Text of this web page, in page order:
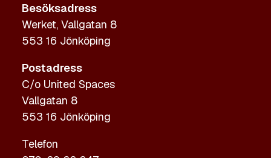
Besöksadress
Werket, Vallgatan 8
553 16 Jönköping
Postadress
C/o United Spaces
Vallgatan 8
553 16 Jönköping
Telefon